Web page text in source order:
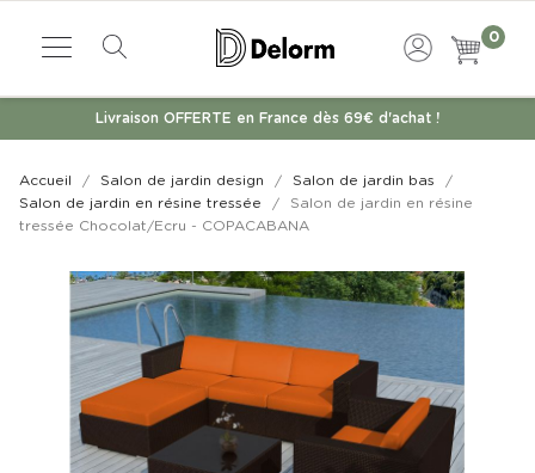
0
Livraison OFFERTE en France dès 69€ d'achat !
Accueil Salon de jardin design
Salon de jardin bas
Salon de jardin en résine tressée
Salon de jardin en résine
tressée Chocolat/Ecru - COPACABANA